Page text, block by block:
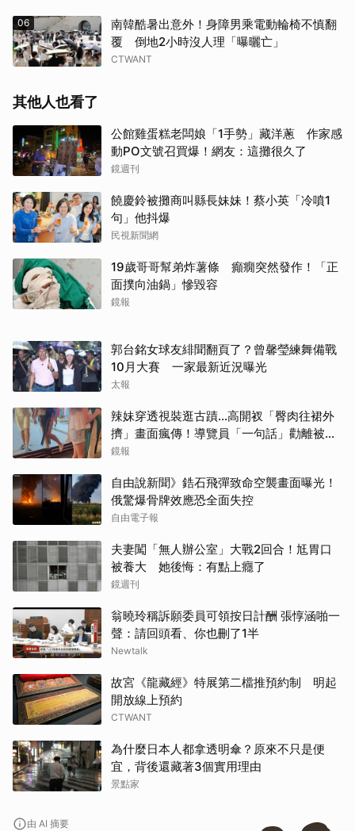
06
南韓酷暑出意外！身障男乘電動輪椅不慎翻
覆 倒地2小時沒人理「曝曬亡」
CTWANT
其他人也看了
公館雞蛋糕老闆娘「1手勢」藏洋蔥 作家感
動PO文號召買爆！網友：這攤很久了
鏡週刊
饒慶鈴被攤商叫縣長妹妹！蔡小英「冷噴1
句」他抖爆
民視新聞網
19歲哥哥幫弟炸薯條 癲癇突然發作！「正
面撲向油鍋」慘毀容
鏡報
郭台銘女球友緋聞翻頁了？曾馨瑩練舞備戰
10月大賽 一家最新近況曝光
太報
辣妹穿透視裝逛古蹟…高開衩「臀肉往裙外
擠」畫面瘋傳！導覽員「一句話」勸離被狂
讚
鏡報
自由說新聞》鋯石飛彈致命空襲畫面曝光！
俄驚爆骨牌效應恐全面失控
自由電子報
夫妻闖「無人辦公室」大戰2回合！尪胃口
被養大 她後悔：有點上癮了
鏡週刊
翁曉玲稱訴願委員可領按日計酬 張惇涵啪一
聲：請回頭看、你也刪了1半
Newtalk
故宮《龍藏經》特展第二檔推預約制 明起
開放線上預約
CTWANT
為什麼日本人都拿透明傘？原來不只是便
宜，背後還藏著3個實用理由
景點家
由 AI 摘要